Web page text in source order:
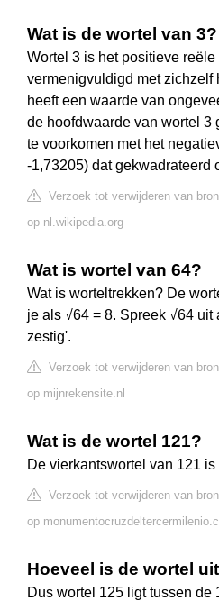
Wat is de wortel van 3?
Wortel 3 is het positieve reële
vermenigvuldigd met zichzelf
heeft een waarde van
de hoofdwaarde van wortel 3
te voorkomen met het
-1,73205) dat gekwadrateerd
Verzoek tot verwijderen van bron
op nl.wikipedia.org
Wat is wortel van 64?
Wat is worteltrekken? De
je als √64 = 8. Spreek √64 uit
zestig'.
Verzoek tot verwijderen van bron
op mijnrekensite.nl
Wat is de wortel 121?
De vierkantswortel van 121 is
Verzoek tot verwijderen van bron
op monumentocruzdeltercermilenio.cl
Hoeveel is de wortel
Dus wortel 125 ligt tussen de